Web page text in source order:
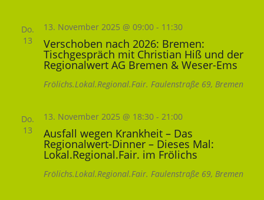
Do.
13
Verschoben nach 2026: Bremen:
Tischgespräch mit Christian Hiß und der
Regionalwert AG Bremen & Weser-Ems
13. November 2025 @ 09:00- 11:30
Frölichs.Lokal.Regional.Fair. Faulenstraße 69, Bremen
Do.
13
Ausfall wegen Krankheit – Das
Regionalwert-Dinner – Dieses Mal:
Lokal.Regional.Fair. im Frölichs
13. November 2025 @ 18:30- 21:00
Frölichs.Lokal.Regional.Fair. Faulenstraße 69, Bremen